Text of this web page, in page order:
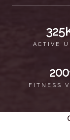
325
ACTIVE
200
FITNESS